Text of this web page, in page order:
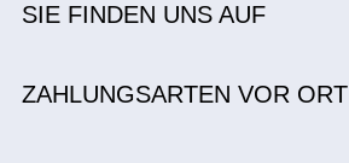
SIE FINDEN UNS AUF
ZAHLUNGSARTEN VOR ORT